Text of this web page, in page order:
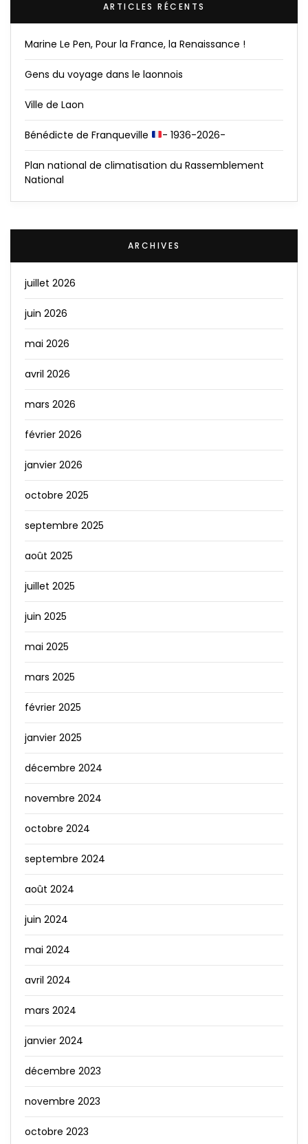
ARTICLES RÉCENTS
Marine Le Pen, Pour la France, la Renaissance !
Gens du voyage dans le laonnois
Ville de Laon
Bénédicte de Franqueville - 1936-2026-
Plan national de climatisation du Rassemblement
National
ARCHIVES
juillet 2026
juin 2026
mai 2026
avril 2026
mars 2026
février 2026
janvier 2026
octobre 2025
septembre 2025
août 2025
juillet 2025
juin 2025
mai 2025
mars 2025
février 2025
janvier 2025
décembre 2024
novembre 2024
octobre 2024
septembre 2024
août 2024
juin 2024
mai 2024
avril 2024
mars 2024
janvier 2024
décembre 2023
novembre 2023
octobre 2023